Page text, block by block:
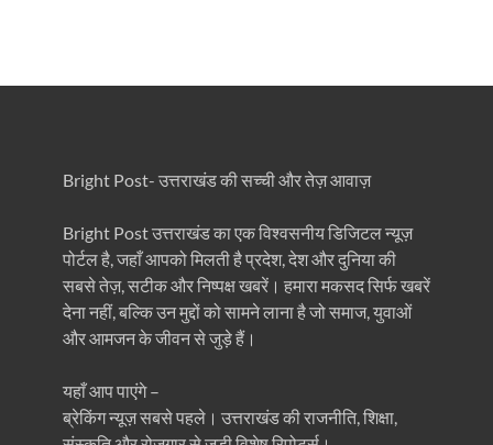
Bright Post- उत्तराखंड की सच्ची और तेज़ आवाज़
Bright Post उत्तराखंड का एक विश्वसनीय डिजिटल न्यूज़
पोर्टल है, जहाँ आपको मिलती है प्रदेश, देश और दुनिया की
सबसे तेज़, सटीक और निष्पक्ष खबरें। हमारा मकसद सिर्फ खबरें
देना नहीं, बल्कि उन मुद्दों को सामने लाना है जो समाज, युवाओं
और आमजन के जीवन से जुड़े हैं।
यहाँ आप पाएंगे –
ब्रेकिंग न्यूज़ सबसे पहले। उत्तराखंड की राजनीति, शिक्षा,